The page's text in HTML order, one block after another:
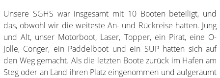
Unsere SGHS war insgesamt mit 10 Booten beteiligt, und
das, obwohl wir die weiteste An- und Rückreise hatten. Jung
und Alt, unser Motorboot, Laser, Topper, ein Pirat, eine O-
Jolle, Conger, ein Paddelboot und ein SUP hatten sich auf
den Weg gemacht. Als die letzten Boote zurück im Hafen am
Steg oder an Land ihren Platz eingenommen und aufgeräumt